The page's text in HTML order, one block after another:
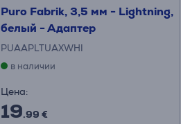
Puro Fabrik, 3,5 мм - Lightning,
белый - Адаптер
PUAAPLTUAXWHI
в наличии
Цена:
19.99 €